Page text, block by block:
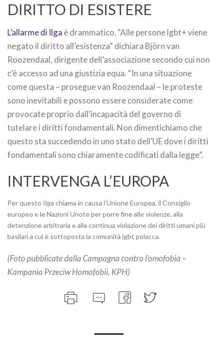
DIRITTO DI ESISTERE
L’allarme di Ilga è drammatico. “Alle persone lgbt+ viene
negato il diritto all’esistenza” dichiara Björn van
Roozendaal, dirigente dell’associazione secondo cui non
c’è accesso ad una giustizia equa. “In una situazione
come questa – prosegue van Roozendaal – le proteste
sono inevitabili e possono essere considerate come
provocate proprio dall’incapacità del governo di
tutelare i diritti fondamentali. Non dimentichiamo che
questo sta succedendo in uno stato dell’UE dove i diritti
fondamentali sono chiaramente codificati dalla legge”.
INTERVENGA L’EUROPA
Per questo Ilga chiama in causa l’Unione Europea, il Consiglio
europeo e le Nazioni Unote per porre fine alle violenze, alla
detenzione arbitraria e alla continua violazione dei diritti umani più
basilari a cui è sottoposta la comunità lgbt polacca.
(Foto pubblicate dalla Campagna contro l’omofobia –
Kampania Przeciw Homofobii, KPH)